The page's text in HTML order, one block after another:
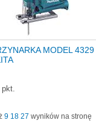
MODEL 4329
pkt.
9 18 27 wyników na stronę